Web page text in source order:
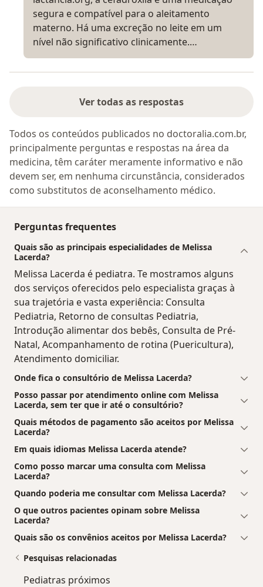
segura e compatível para o aleitamento
materno. Há uma excreção no leite em um
nível não significativo clinicamente.…
Ver todas as respostas
Todos os conteúdos publicados no doctoralia.com.br,
principalmente perguntas e respostas na área da
medicina, têm caráter meramente informativo e não
devem ser, em nenhuma circunstância, considerados
como substitutos de aconselhamento médico.
Perguntas frequentes
Quais são as principais especialidades de Melissa
Lacerda?
Melissa Lacerda é pediatra. Te mostramos alguns
dos serviços oferecidos pelo especialista graças à
sua trajetória e vasta experiência: Consulta
Pediatria, Retorno de consultas Pediatria,
Introdução alimentar dos bebês, Consulta de Pré-
Natal, Acompanhamento de rotina (Puericultura),
Atendimento domiciliar.
Onde fica o consultório de Melissa Lacerda?
Posso passar por atendimento online com Melissa
Lacerda, sem ter que ir até o consultório?
Quais métodos de pagamento são aceitos por Melissa
Lacerda?
Em quais idiomas Melissa Lacerda atende?
Como posso marcar uma consulta com Melissa
Lacerda?
Quando poderia me consultar com Melissa Lacerda?
O que outros pacientes opinam sobre Melissa
Lacerda?
Quais são os convênios aceitos por Melissa Lacerda?
Pesquisas relacionadas
Pediatras próximos